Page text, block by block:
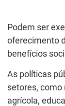
Podem ser
oferecimento
benefícios
As políticas
setores, como
agrícola,